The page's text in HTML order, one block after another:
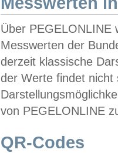
Über PEGELONLINE
Messwerten der
derzeit klassische
der Werte findet
von PEGELONLINE
QR-Codes